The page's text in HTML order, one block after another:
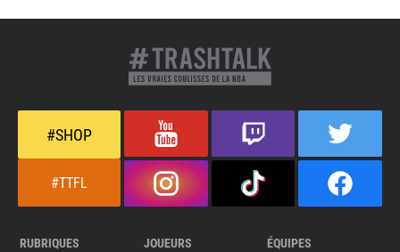
#SHOP
#TTFL
RUBRIQUES
JOUEURS ÉQUIPES